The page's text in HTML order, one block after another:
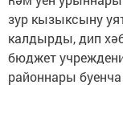
зур кызыксыну
калдырды, дип
бюджет
районнары